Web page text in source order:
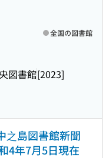
図書館[2023]
全国の図書館
之島図書館新聞
4年7月5日現在